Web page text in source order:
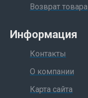
Возврат товара
Информация
Контакты
О компании
Карта сайта